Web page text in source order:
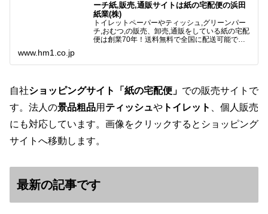
ーチ紙,販売,通販サイトは紙の宅配便の浜田
紙業(株)
トイレットペーパーやティッシュ,グリーンパー
チ,おむつ,の販売、卸売,通販をしている紙の宅配
便は創業70年！送料無料で全国に配送可能で
様と歩んでまいりま…
www.hm1.co.jp
自社ショッピングサイト「紙の宅配便」 での販売サイトで
す。法人の景品粗品用 ティッシュや トイレット
、個人販売
にも対応しています。画像をクリックするとショッピング
サイトへ移動します。
最新の記事です